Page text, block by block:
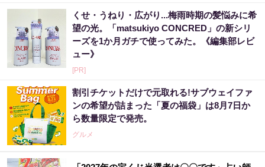
くせ・うねり・広がり...梅雨時期の髪悩みに希
望の光。「matsukiyo CONCRED」の新シリ
ーズを1か月ガチで使ってみた。《編集部レビ
ュー》
[PR]
割引チケットだけで元取れる!サブウェイファ
ンの希望が詰まった「夏の福袋」は8月7日か
ら数量限定で発売。
グルメ